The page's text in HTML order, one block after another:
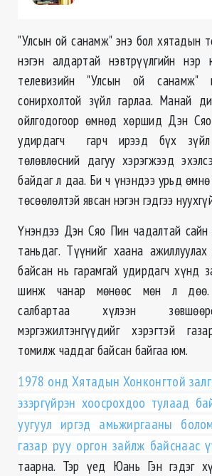
"Улсын ой санамж" энэ бол хятадын
нэгэн алдартай нэвтрүүлгийн
телевизийн "Улсын ой санамж"
сонирхолтой зүйл гарлаа. Манай
ойлгодогоор өмнөд хөршид Дэн
удирдагч гарч ирээд бүх
төлөвлөсний дагуу хэрэгжээд
байдаг л даа. Би ч үнэндээ урьд
төсөөлөлтэй явсан нэгэн гэдгээ
Үнэндээ Дэн Сяо Пин чадалтай сайн
таньдаг. Түүнийг хаана
байсан нь гарамгай удирдагч хүнд
шинж чанар мөнөөс мөн л дөө.
салбартаа хүлээн
мэргэжилтэнгүүдийг хэрэгтэй
томилж чаддаг байсан байгаа юм.
1978 онд Хятадын Хонконгтой
эзэргүйрэн хоосрохдоо тулаад
уугуул иргэд амьжиргааны
газар руу оргон зайлж байснаас
таарна. Тэр үед Юань Гэн гэдэг